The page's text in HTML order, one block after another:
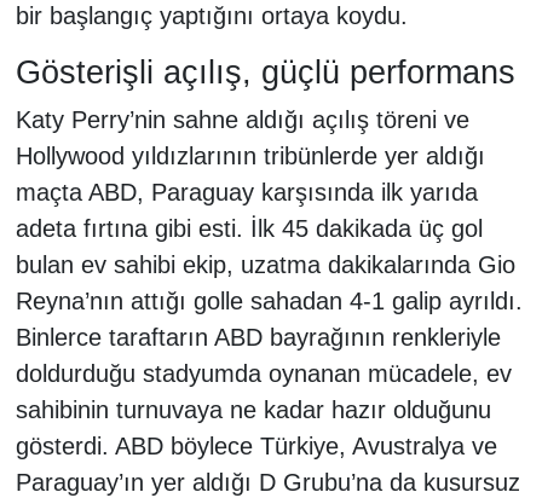
bir başlangıç yaptığını ortaya koydu.
Gösterişli açılış, güçlü performans
Katy Perry’nin sahne aldığı açılış töreni ve
Hollywood yıldızlarının tribünlerde yer aldığı
maçta ABD, Paraguay karşısında ilk yarıda
adeta fırtına gibi esti. İlk 45 dakikada üç gol
bulan ev sahibi ekip, uzatma dakikalarında Gio
Reyna’nın attığı golle sahadan 4-1 galip ayrıldı.
Binlerce taraftarın ABD bayrağının renkleriyle
doldurduğu stadyumda oynanan mücadele, ev
sahibinin turnuvaya ne kadar hazır olduğunu
gösterdi. ABD böylece Türkiye, Avustralya ve
Paraguay’ın yer aldığı D Grubu’na da kusursuz